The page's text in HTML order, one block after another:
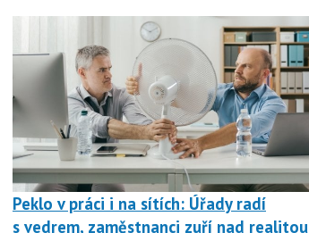
Peklo v práci i na sítích: Úřady radí
s vedrem, zaměstnanci zuří nad realitou